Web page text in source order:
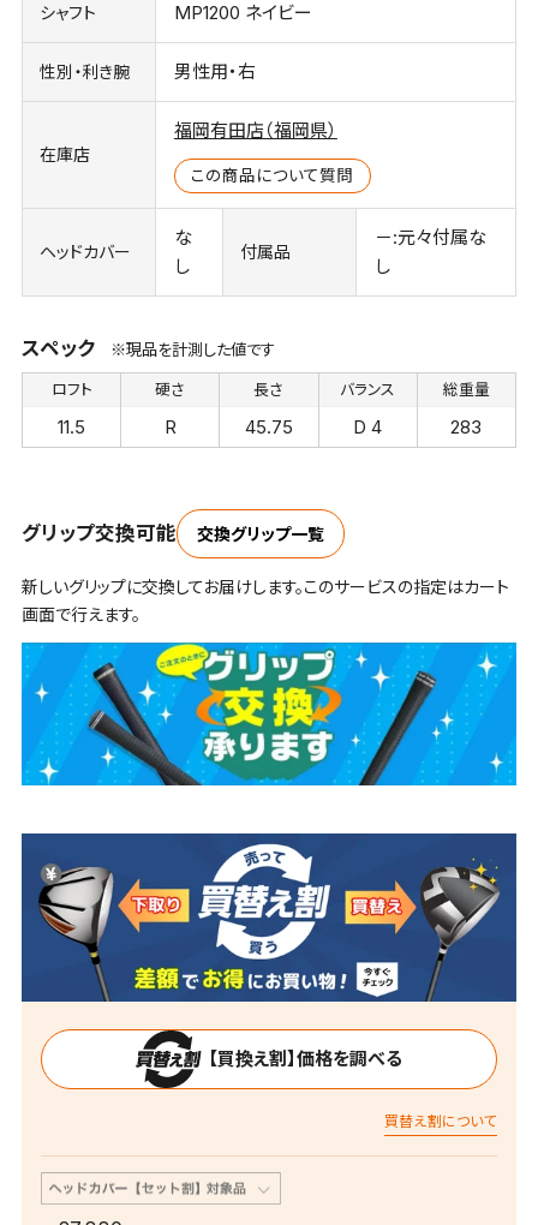
シャフト MP1200 ネイビー
性別・利き腕 男性用・右
在庫店
福岡有田店（福岡県）
この商品について質問
ヘッドカバー
な
し
付属品
－:元々付属な
し
スペック ※現品を計測した値です
ロフト
11.5
硬さ
R
長さ
45.75
バランス
D 4
総重量
283
グリップ交換可能 交換グリップ一覧
新しいグリップに交換してお届けします。このサービスの指定はカート
画面で行えます。
【買換え割】価格を調べる
買替え割について